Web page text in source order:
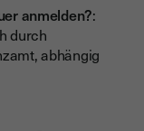
anmelden?:
durch
abhängig